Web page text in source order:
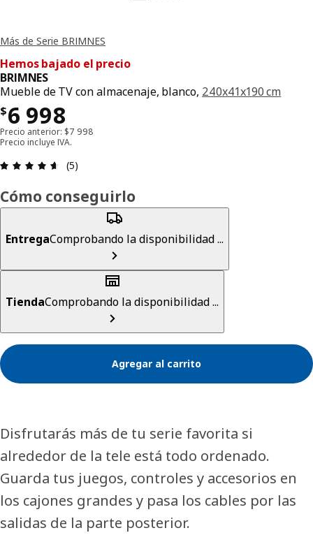
Más de Serie BRIMNES
Hemos bajado el precio
BRIMNES
Mueble de TV con almacenaje, blanco, 240x41x190 cm
$6 998
Precio $ 6998
Precio anterior: $7 998
Precio incluye IVA.
Revisión: 4.6 fuera de 5 estrellas. Revisiones
(5)
Cómo conseguirlo
EntregaComprobando la disponibilidad ...
TiendaComprobando la disponibilidad ...
Agregar al carrito
Disfrutarás más de tu serie favorita si
alrededor de la tele está todo ordenado.
Guarda tus juegos, controles y accesorios en
los cajones grandes y pasa los cables por las
salidas de la parte posterior.